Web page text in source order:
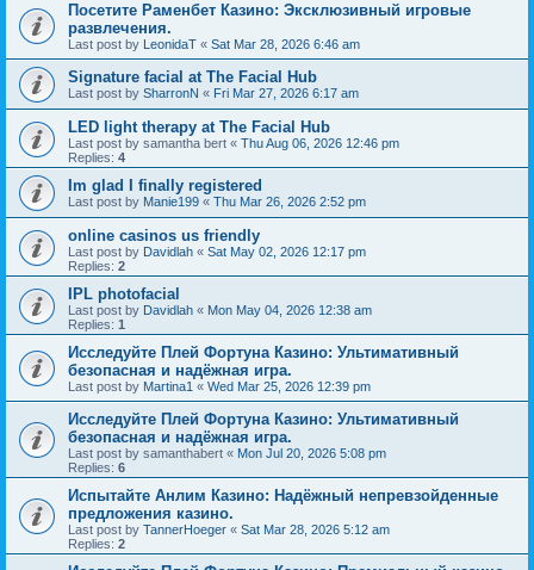
Посетите Раменбет Казино: Эксклюзивный игровые
развлечения.
Last post by LeonidaT « Sat Mar 28, 2026 6:46 am
Signature facial at The Facial Hub
Last post by SharronN « Fri Mar 27, 2026 6:17 am
LED light therapy at The Facial Hub
Last post by samantha bert « Thu Aug 06, 2026 12:46 pm
Replies: 4
Im glad I finally registered
Last post by Manie199 « Thu Mar 26, 2026 2:52 pm
online casinos us friendly
Last post by Davidlah « Sat May 02, 2026 12:17 pm
Replies: 2
IPL photofacial
Last post by Davidlah « Mon May 04, 2026 12:38 am
Replies: 1
Исследуйте Плей Фортуна Казино: Ультимативный
безопасная и надёжная игра.
Last post by Martina1 « Wed Mar 25, 2026 12:39 pm
Исследуйте Плей Фортуна Казино: Ультимативный
безопасная и надёжная игра.
Last post by samanthabert « Mon Jul 20, 2026 5:08 pm
Replies: 6
Испытайте Анлим Казино: Надёжный непревзойденные
предложения казино.
Last post by TannerHoeger « Sat Mar 28, 2026 5:12 am
Replies: 2